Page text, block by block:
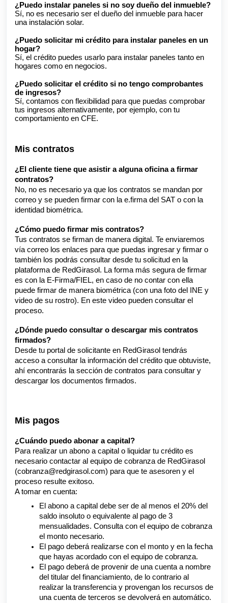
¿Puedo instalar paneles si no soy dueño del inmueble?
Sí, no es necesario ser el dueño del inmueble para hacer
una instalación solar.
¿Puedo solicitar mi crédito para instalar paneles en un
hogar?
Sí, el crédito puedes usarlo para instalar paneles tanto en
hogares como en negocios.
¿Puedo solicitar el crédito si no tengo comprobantes
de ingresos?
Sí, contamos con flexibilidad para que puedas comprobar
tus ingresos alternativamente, por ejemplo, con tu
comportamiento en CFE.
Mis contratos
¿El cliente tiene que asistir a alguna oficina a firmar
contratos?
No, no es necesario ya que los contratos se mandan por
correo y se pueden firmar con la e.firma del SAT o con la
identidad biométrica.
¿Cómo puedo firmar mis contratos?
Tus contratos se firman de manera digital. Te enviaremos
vía correo los enlaces para que puedas ingresar y firmar o
también los podrás consultar desde tu solicitud en la
plataforma de RedGirasol. La forma más segura de firmar
es con la E-Firma/FIEL, en caso de no contar con ella
puede firmar de manera biométrica (con una foto del INE y
video de su rostro). En este video pueden consultar el
proceso.
¿Dónde puedo consultar o descargar mis contratos
firmados?
Desde tu portal de solicitante en RedGirasol tendrás
acceso a consultar la información del crédito que obtuviste,
ahí encontrarás la sección de contratos para consultar y
descargar los documentos firmados.
Mis pagos
¿Cuándo puedo abonar a capital?
Para realizar un abono a capital o liquidar tu crédito es
necesario contactar al equipo de cobranza de RedGirasol
(cobranza@redgirasol.com) para que te asesoren y el
proceso resulte exitoso.
A tomar en cuenta:
El abono a capital debe ser de al menos el 20% del
saldo insoluto o equivalente al pago de 3
mensualidades. Consulta con el equipo de cobranza
el monto necesario.
El pago deberá realizarse con el monto y en la fecha
que hayas acordado con el equipo de cobranza.
El pago deberá de provenir de una cuenta a nombre
del titular del financiamiento, de lo contrario al
realizar la transferencia y provengan los recursos de
una cuenta de terceros se devolverá en automático.